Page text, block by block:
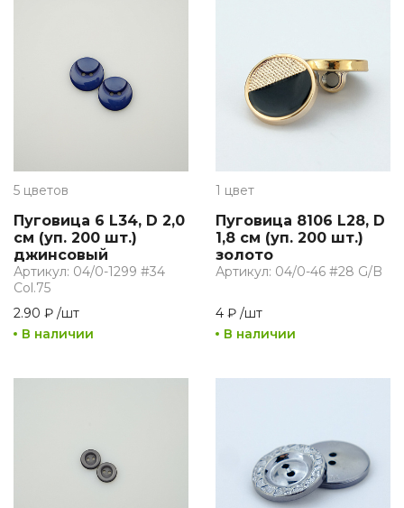
5 цветов
Пуговица 6 L34, D 2,0
см (уп. 200 шт.)
джинсовый
Артикул: 04/0-1299 #34
Col.75
2.90 ₽ /шт
В наличии
1 цвет
Пуговица 8106 L28, D
1,8 см (уп. 200 шт.)
золото
Артикул: 04/0-46 #28 G/B
4 ₽ /шт
В наличии